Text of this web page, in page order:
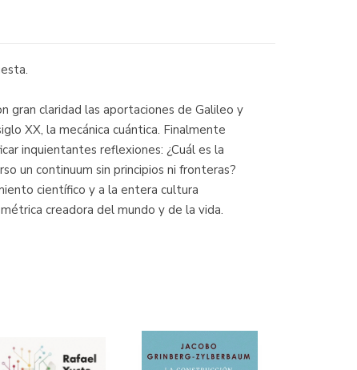
gran claridad las aportaciones de Galileo y
XX, la mecánica cuántica. Finalmente
inquientantes reflexiones: ¿Cuál es la
un continuum sin principios ni fronteras?
científico y a la entera cultura
creadora del mundo y de la vida.